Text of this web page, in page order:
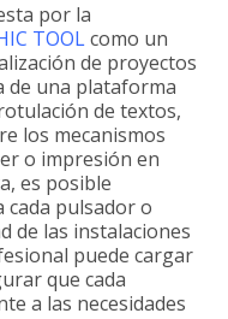
por la
TOOLcomo un
de proyectos
de una plataforma
de textos,
los mecanismos
o impresión en
es posible
cada pulsador o
de las instalaciones
puede cargar
que cada
a las necesidades